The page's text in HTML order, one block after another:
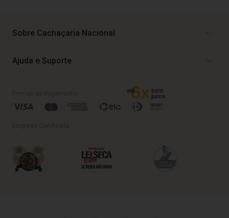
Sobre Cachaçaria Nacional
Ajuda e Suporte